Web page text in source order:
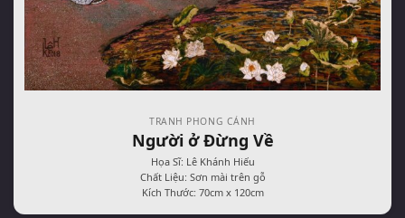
TRANH PHONG CẢNH
Người ở Đừng Về
Họa Sĩ: Lê Khánh Hiếu
Chất Liệu: Sơn mài trên gỗ
Kích Thước: 70cm x 120cm